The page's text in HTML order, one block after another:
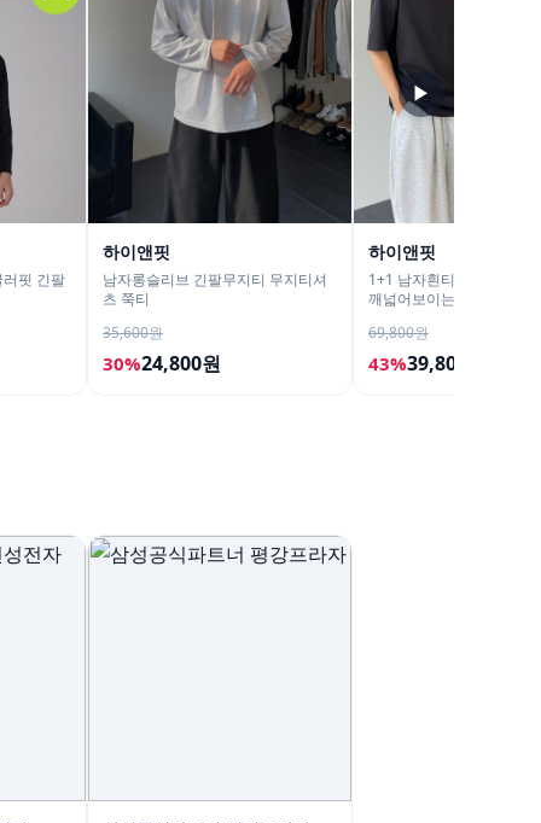
핏 긴팔
하이앤핏
남자롱슬리브 긴팔무지티 무지티셔
츠 쭉티
35,600원
30%24,800원
하이앤핏
1+1 남자흰티 무지티 흰색
깨넓어보이는반팔
69,800원
43%39,800원
▶